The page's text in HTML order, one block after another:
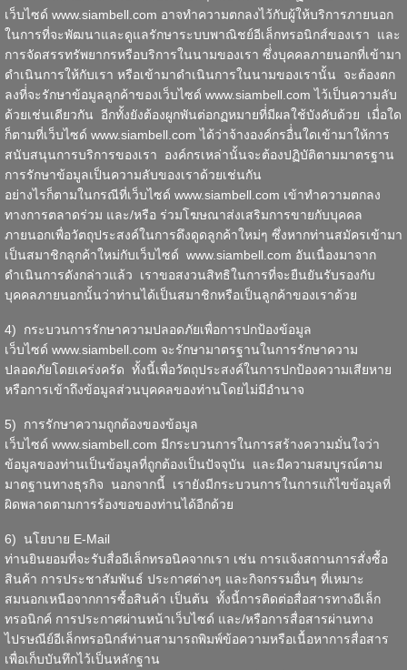
เว็บไซด์ www.siambell.com อาจทำความตกลงไว้กับผู้ให้บริการภายนอก
ในการที่จะพัฒนาและดูแลรักษาระบบพาณิชย์อีเล็กทรอนิกส์ของเรา และ
การจัดสรรทรัพยากรหรือบริการในนามของเรา ซึ่่งบุคคลภายนอกที่เข้ามา
ดำเนินการให้กับเรา หรือเข้ามาดำเนินการในนามของเรานั้น จะต้องตก
ลงที่่จะรักษาข้อมูลลูกค้าของเว็บไซด์ www.siambell.com ไว้เป็นความลับ
ด้วยเช่นเดียวกัน อีกทั้งยังต้องผูกพันต่อกฏหมายที่่มีผลใช้บังคับด้วย เมื่่อใด
ก็ตามที่เว็บไซด์ www.siambell.com ได้ว่าจ้างองค์กรอื่่นใดเข้ามาให้การ
สนับสนุนการบริการของเรา องค์กรเหล่านั้นจะต้องปฏิบัติตามมาตรฐาน
การรักษาข้อมูลเป็นความลับของเราด้วยเช่นกัน
อย่างไรก็ตามในกรณีที่เว็บไซด์ www.siambell.com เข้าทำความตกลง
ทางการตลาดร่วม และ/หรือ ร่วมโฆษณาส่งเสริมการขายกับบุคคล
ภายนอกเพื่อวัตถุประสงค์ในการดึงดูดลูกค้าใหม่ๆ ซึ่งหากท่านสมัครเข้ามา
เป็นสมาชิกลูกค้าใหม่กับเว็บไซด์ www.siambell.com อันเนื่องมาจาก
ดำเนินการดังกล่าวแล้ว เราขอสงวนสิทธิในการที่จะยืนยันรับรองกับ
บุคคลภายนอกนั้นว่าท่านได้เป็นสมาชิกหรือเป็นลูกค้าของเราด้วย
4) กระบวนการรักษาความปลอดภัยเพื่อการปกป้องข้อมูล
เว็บไซด์ www.siambell.com จะรักษามาตรฐานในการรักษาความ
ปลอดภัยโดยเคร่งครัด ทั้งนี้เพื่อวัตถุประสงค์ในการปกป้องความเสียหาย
หรือการเข้าถึงข้อมูลส่วนบุคคลของท่านโดยไม่มีอำนาจ
5) การรักษาความถูกต้องของข้อมูล
เว็บไซด์ www.siambell.com มีกระบวนการในการสร้างความมั่นใจว่า
ข้อมูลของท่านเป็นข้อมูลที่ถูกต้องเป็นปัจจุบัน และมีความสมบูรณ์ตาม
มาตฐานทางธุรกิจ นอกจากนี้ เรายังมีกระบวนการในการแก้ไขข้อมูลที่
ผิดพลาดตามการร้องขอของท่านได้อีกด้วย
6) นโยบาย E-Mail
ท่านยินยอมที่จะรับสื่ออีเล็กทรอนิคจากเรา เช่น การแจ้งสถานการสั่งซื้อ
สินค้า การประชาสัมพันธ์ ประกาศต่างๆ และกิจกรรมอื่นๆ ที่เหมาะ
สมนอกเหนือจากการซื้อสินค้า เป็นต้น ทั้งนี้การติดต่อสื่อสารทางอีเล็ก
ทรอนิกค์ การประกาศผ่านหน้าเว็บไซด์ และ/หรือการสื่อสารผ่านทาง
ไปรษณีย์อีเล็กทรอนิกส์ท่านสามารถพิมพ์ข้อความหรือเนื้อหาการสื่อสาร
เพื่อเก็บบันทึกไว้เป็นหลักฐาน